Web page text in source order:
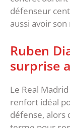
défenseur
aussi avoir
Ruben
surprise
Le Real
renfort idéal
défense, alors